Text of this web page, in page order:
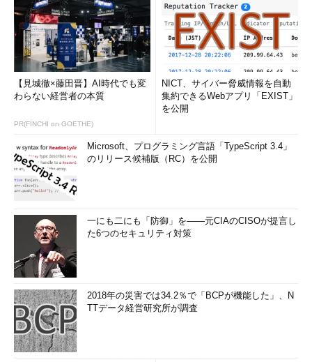
【見城徹×藤田晋】AI時代でも変
わらない経営者の本質
PR(FINCHI on GOETHE)
NICT、サイバー脅威情報を自動
集約できるWebアプリ「EXIST」
を公開
Microsoft、プログラミング言語「TypeScript 3.4」
のリリース候補版（RC）を公開
一にも二にも「防御」を――元CIAのCISOが提言し
た6つのセキュリティ対策
2018年の災害では34.2％で「BCPが機能した」、N
TTデータ経営研究所が調査